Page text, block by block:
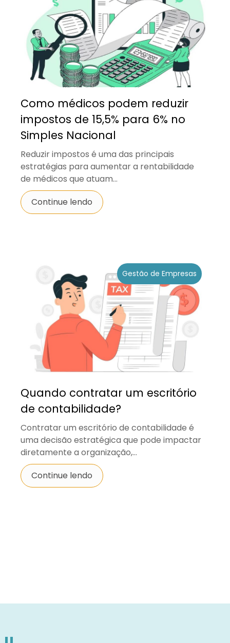
Como médicos podem reduzir
impostos de 15,5% para 6% no
Simples Nacional
Reduzir impostos é uma das principais
estratégias para aumentar a rentabilidade
de médicos que atuam...
Continue lendo
Gestão de Empresas
Quando contratar um escritório
de contabilidade?
Contratar um escritório de contabilidade é
uma decisão estratégica que pode impactar
diretamente a organização,...
Continue lendo